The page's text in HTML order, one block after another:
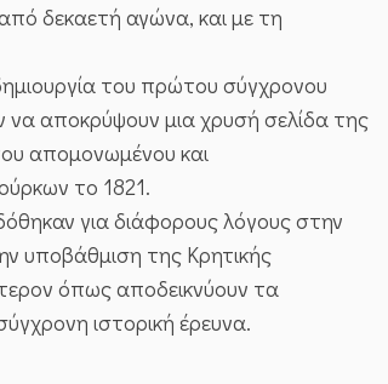
δεκαετή αγώνα, και με τη
του πρώτου σύγχρονου
να αποκρύψουν μια χρυσή σελίδα της
απομονωμένου και
το 1821.
για διάφορους λόγους στην
υποβάθμιση της Κρητικής
όπως αποδεικνύουν τα
ιστορική έρευνα.